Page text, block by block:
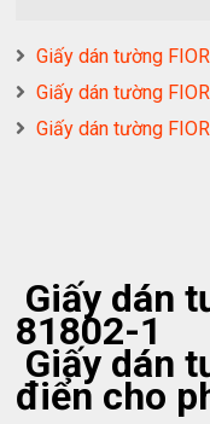
Giấy dán tường
Giấy dán tường
Giấy dán tường
Giấy dán
81802-1
Giấy dán
điển cho